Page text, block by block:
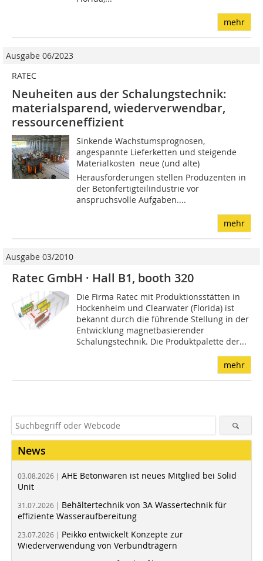
mehr
Ausgabe 06/2023
RATEC
Neuheiten aus der Schalungstechnik:
materialsparend, wiederverwendbar,
ressourceneffizient
Sinkende Wachstumsprognosen,
angespannte Lieferketten und steigende
Materialkosten  neue (und alte)
Herausforderungen stellen Produzenten in
der Betonfertigteilindustrie vor
anspruchsvolle Aufgaben....
mehr
Ausgabe 03/2010
Ratec GmbH · Hall B1, booth 320
Die Firma Ratec mit Produktionsstätten in
Hockenheim und Clearwater (Florida) ist
bekannt durch die führende Stellung in der
Entwicklung magnetbasierender
Schalungstechnik. Die Produktpalette der...
mehr
News
03.08.2026 | AHE Betonwaren ist neues Mitglied bei Solid
Unit
31.07.2026 | Behältertechnik von 3A Wassertechnik für
effiziente Wasseraufbereitung
23.07.2026 | Peikko entwickelt Konzepte zur
Wiederverwendung von Verbundträgern